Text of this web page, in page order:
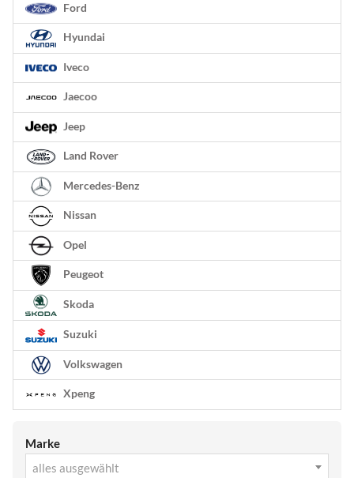
Ford
Hyundai
Iveco
Jaecoo
Jeep
Land Rover
Mercedes-Benz
Nissan
Opel
Peugeot
Skoda
Suzuki
Volkswagen
Xpeng
Marke
alles ausgewählt